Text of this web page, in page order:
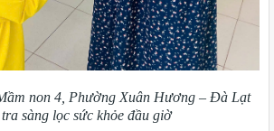
non 4, Phường Xuân Hương – Đà Lạt
sàng lọc sức khỏe đầu giờ